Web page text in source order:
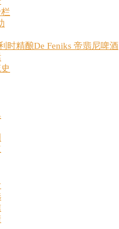
时精酿De Feniks 帝翡尼啤酒